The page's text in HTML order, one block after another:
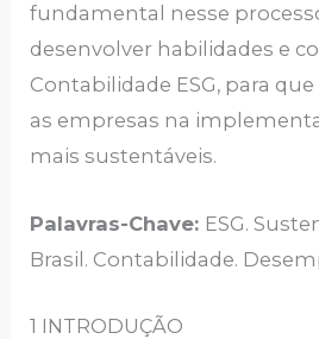
fundamental nesse
desenvolver habilidades e
Contabilidade ESG, para
as empresas na
mais sustentáveis.
Palavras-Chave: ESG.
Brasil. Contabilidade.
1 INTRODUÇÃO